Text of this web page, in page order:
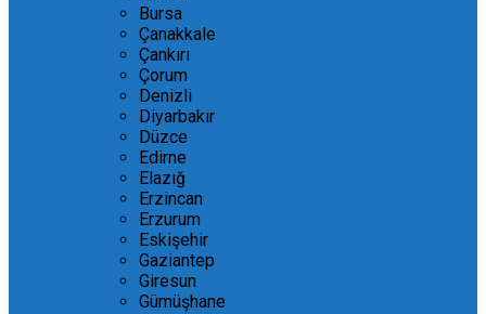
Bursa
Çanakkale
Çankırı
Çorum
Denizli
Diyarbakır
Düzce
Edirne
Elazığ
Erzincan
Erzurum
Eskişehir
Gaziantep
Giresun
Gümüşhane